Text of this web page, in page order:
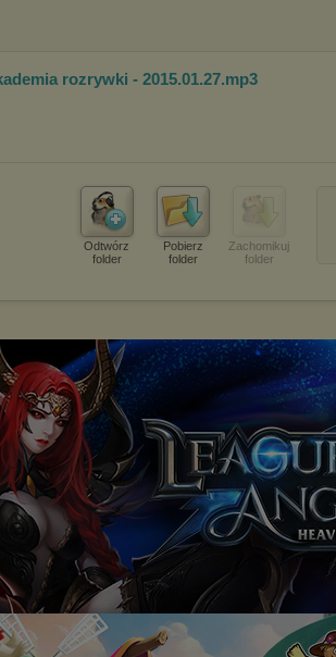
rozrywki - 2015.01.27.mp3
Odtwórz
folder
Pobierz
folder
Zachomikuj
folder